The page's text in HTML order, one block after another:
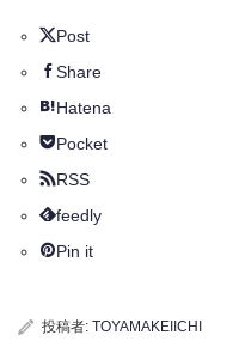
Post
Share
Hatena
Pocket
RSS
feedly
Pin it
投稿者: TOYAMAKEIICHI